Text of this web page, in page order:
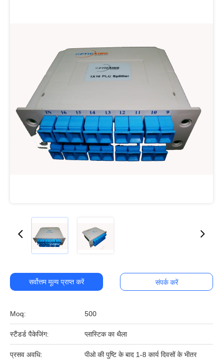
Moq: 500
स्टैंडर्ड पैकेजिंग: प्लास्टिक का थैला
प्रसव अवधि: पीओ की पुष्टि के बाद 1-8 कार्य दिवसों के भीतर
सर्वोत्तम मूल्य प्राप्त करें संपर्क करें